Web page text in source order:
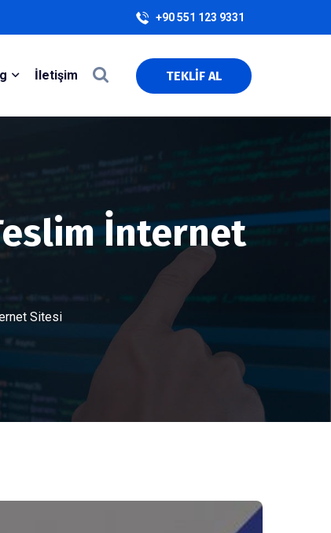
+90 551 123 9331
İletişim TEKLİF AL
İnternet
Sitesi